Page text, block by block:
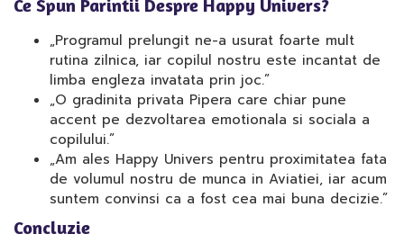
Ce Spun Parintii Despre Happy Univers?
„Programul prelungit ne-a usurat foarte mult
rutina zilnica, iar copilul nostru este incantat de
limba engleza invatata prin joc.”
„O gradinita privata Pipera care chiar pune
accent pe dezvoltarea emotionala si sociala a
copilului.”
„Am ales Happy Univers pentru proximitatea fata
de volumul nostru de munca in Aviatiei, iar acum
suntem convinsi ca a fost cea mai buna decizie.”
Concluzie